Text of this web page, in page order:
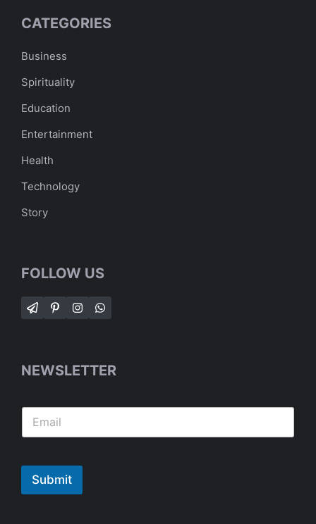
CATEGORIES
Business
Spirituality
Education
Entertainment
Health
Technology
Story
FOLLOW US
NEWSLETTER
Submit